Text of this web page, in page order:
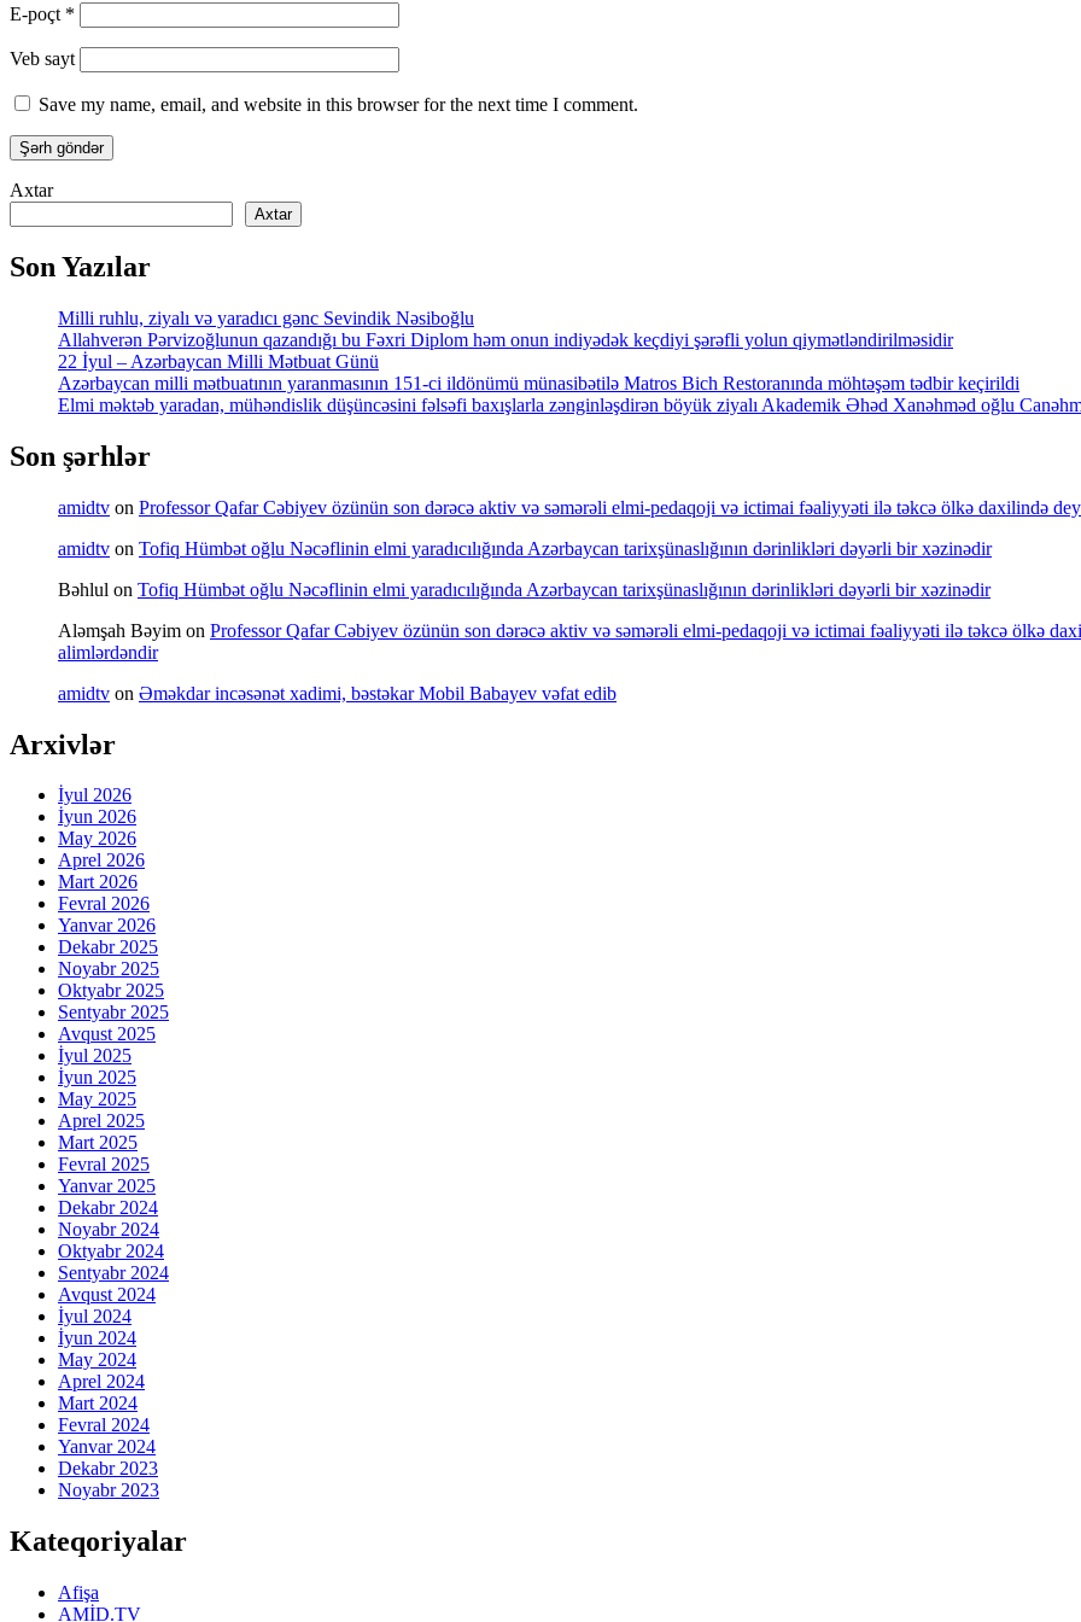
E-poçt *
Veb sayt
Save my name, email, and website in this browser for the next time I comment.
Axtar
Axtar
Son Yazılar
Milli ruhlu, ziyalı və yaradıcı gənc Sevindik Nəsiboğlu
Allahverən Pərvizoğlunun qazandığı bu Fəxri Diplom həm onun indiyədək keçdiyi şərəfli yolun qiymətləndirilməsidir
22 İyul – Azərbaycan Milli Mətbuat Günü
Azərbaycan milli mətbuatının yaranmasının 151-ci ildönümü münasibətilə Matros Bich Restoranında möhtəşəm tədbir keçirildi
Elmi məktəb yaradan, mühəndislik düşüncəsini fəlsəfi baxışlarla zənginləşdirən böyük ziyalı Akademik Əhəd Xanəhməd oğlu
Son şərhlər
amidtv on Professor Qafar Cəbiyev özünün son dərəcə aktiv və səmərəli elmi-pedaqoji və ictimai fəaliyyəti ilə təkcə ölkə daxilində
amidtv on Tofiq Hümbət oğlu Nəcəflinin elmi yaradıcılığında Azərbaycan tarixşünaslığının dərinlikləri dəyərli bir xəzinədir
Bəhlul on Tofiq Hümbət oğlu Nəcəflinin elmi yaradıcılığında Azərbaycan tarixşünaslığının dərinlikləri dəyərli bir xəzinədir
Aləmşah Bəyim on Professor Qafar Cəbiyev özünün son dərəcə aktiv və səmərəli elmi-pedaqoji və ictimai fəaliyyəti ilə təkcə ölkə
alimlərdəndir
amidtv on Əməkdar incəsənət xadimi, bəstəkar Mobil Babayev vəfat edib
Arxivlər
İyul 2026
İyun 2026
May 2026
Aprel 2026
Mart 2026
Fevral 2026
Yanvar 2026
Dekabr 2025
Noyabr 2025
Oktyabr 2025
Sentyabr 2025
Avqust 2025
İyul 2025
İyun 2025
May 2025
Aprel 2025
Mart 2025
Fevral 2025
Yanvar 2025
Dekabr 2024
Noyabr 2024
Oktyabr 2024
Sentyabr 2024
Avqust 2024
İyul 2024
İyun 2024
May 2024
Aprel 2024
Mart 2024
Fevral 2024
Yanvar 2024
Dekabr 2023
Noyabr 2023
Kateqoriyalar
Afişa
AMİD.TV